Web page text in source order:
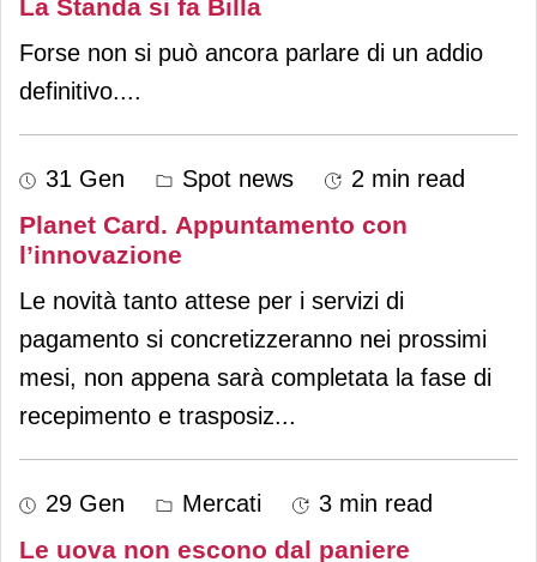
La Standa si fa Billa
Forse non si può ancora parlare di un addio
definitivo....
31 Gen Spot news 2 min read
Planet Card. Appuntamento con
l’innovazione
Le novità tanto attese per i servizi di
pagamento si concretizzeranno nei prossimi
mesi, non appena sarà completata la fase di
recepimento e trasposiz...
29 Gen Mercati 3 min read
Le uova non escono dal paniere